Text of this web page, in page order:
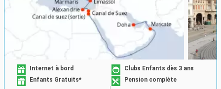
Internet à bord
Clubs Enfants dès 3 ans
Enfants Gratuits*
Pension complète